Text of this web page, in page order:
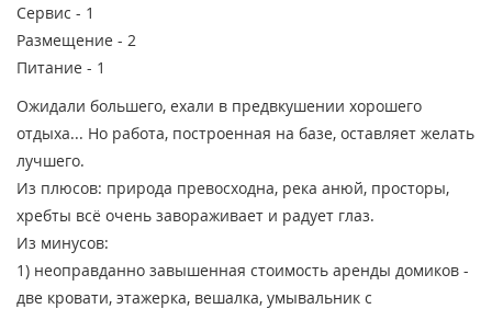
Сервис - 1
Размещение - 2
Питание - 1
Ожидали большего, ехали в предвкушении хорошего
отдыха... Но работа, построенная на базе, оставляет желать
лучшего.
Из плюсов: природа превосходна, река анюй, просторы,
хребты всё очень завораживает и радует глаз.
Из минусов:
1) неоправданно завышенная стоимость аренды домиков -
две кровати, этажерка, вешалка, умывальник с